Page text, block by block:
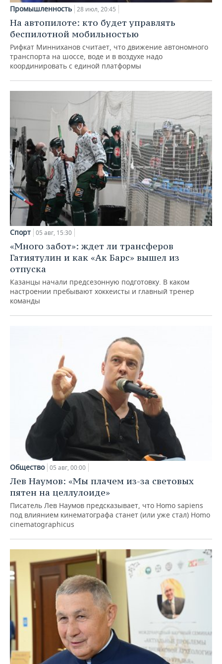
Промышленность 28 июл, 20:45
На автопилоте: кто будет управлять
беспилотной мобильностью
Рифкат Минниханов считает, что движение автономного
транспорта на шоссе, воде и в воздухе надо
координировать с единой платформы
Спорт 05 авг, 15:30
«Много забот»: ждет ли трансферов
Гатиятулин и как «Ак Барс» вышел из
отпуска
Казанцы начали предсезонную подготовку. В каком
настроении пребывают хоккеисты и главный тренер
команды
Общество 05 авг, 00:00
Лев Наумов: «Мы плачем из-за световых
пятен на целлулоиде»
Писатель Лев Наумов предсказывает, что Homo sapiens
под влиянием кинематографа станет (или уже стал) Homo
cinematographicus